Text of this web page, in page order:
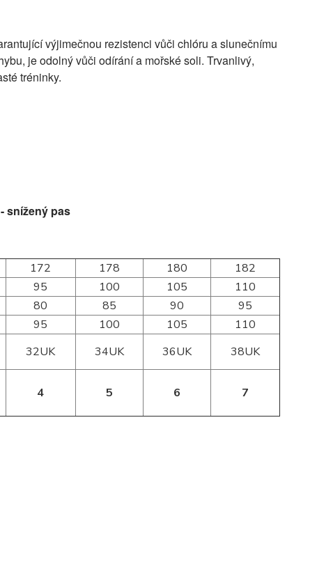
výjimečnou rezistenci vůči chlóru a slunečnímu
je odolný vůči odírání a mořské soli. Trvanlivý,
tréninky.
snížený pas
172 178 180
182
95 100 105
110
80 85 90
95
95 100 105
110
32UK 34UK 36UK 38UK
4 5 6 7